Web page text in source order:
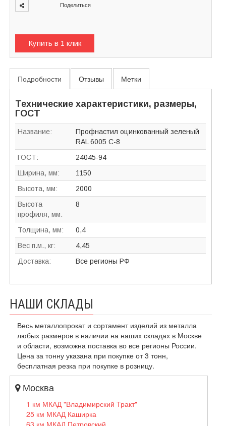
Поделиться
Купить в 1 клик
Подробности Отзывы Метки
Технические характеристики, размеры,
ГОСТ
Название:
Профнастил оцинкованный зеленый
RAL 6005 C-8
ГОСТ:
24045-94
Ширина, мм:
1150
Высота, мм:
2000
Высота
профиля, мм:
8
Толщина, мм:
0,4
Вес п.м., кг:
4,45
Доставка:
Все регионы РФ
НАШИ СКЛАДЫ
Весь металлопрокат и сортамент изделий из металла
любых размеров в наличии на наших складах в Москве
и области, возможна поставка во все регионы России.
Цена за тонну указана при покупке от 3 тонн,
бесплатная резка при покупке в розницу.
Москва
1 км МКАД "Владимирский Тракт"
25 км МКАД Каширка